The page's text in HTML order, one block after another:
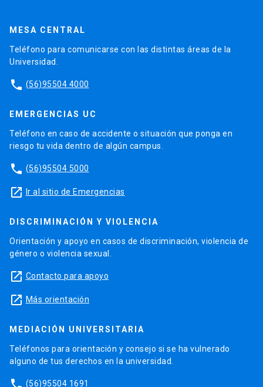
MESA CENTRAL
Teléfono para comunicarse con las distintas áreas de la
Universidad.
phone (56)95504 4000
EMERGENCIAS UC
Teléfono en caso de accidente o situación que ponga en
riesgo tu vida dentro de algún campus.
phone (56)95504 5000
launch Ir al sitio de Emergencias
DISCRIMINACIÓN Y VIOLENCIA
Orientación y apoyo en casos de discriminación, violencia de
género o violencia sexual.
launch Contacto para apoyo
launch Más orientación
MEDIACIÓN UNIVERSITARIA
Teléfonos para orientación y consejo si se ha vulnerado
alguno de tus derechos en la universidad.
(56)95504 1691